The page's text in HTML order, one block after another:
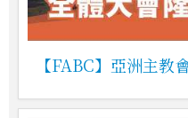
【FABC】亞洲主教